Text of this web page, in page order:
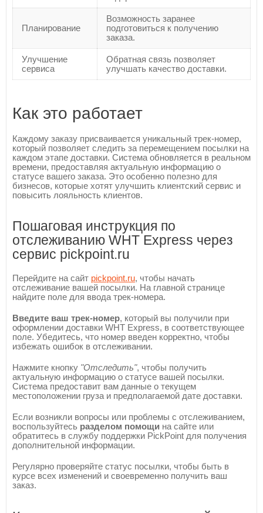
Планирование
Возможность заранее
подготовиться к получению
заказа.
Улучшение
сервиса
Обратная связь позволяет
улучшать качество доставки.
Как это работает
Каждому заказу присваивается уникальный трек-номер,
который позволяет следить за перемещением посылки на
каждом этапе доставки. Система обновляется в реальном
времени, предоставляя актуальную информацию о
статусе вашего заказа. Это особенно полезно для
бизнесов, которые хотят улучшить клиентский сервис и
повысить лояльность клиентов.
Пошаговая инструкция по
отслеживанию WHT Express через
сервис pickpoint.ru
Перейдите на сайт pickpoint.ru, чтобы начать
отслеживание вашей посылки. На главной странице
найдите поле для ввода трек-номера.
Введите ваш трек-номер, который вы получили при
оформлении доставки WHT Express, в соответствующее
поле. Убедитесь, что номер введен корректно, чтобы
избежать ошибок в отслеживании.
Нажмите кнопку "Отследить", чтобы получить
актуальную информацию о статусе вашей посылки.
Система предоставит вам данные о текущем
местоположении груза и предполагаемой дате доставки.
Если возникли вопросы или проблемы с отслеживанием,
воспользуйтесь разделом помощи на сайте или
обратитесь в службу поддержки PickPoint для получения
дополнительной информации.
Регулярно проверяйте статус посылки, чтобы быть в
курсе всех изменений и своевременно получить ваш
заказ.